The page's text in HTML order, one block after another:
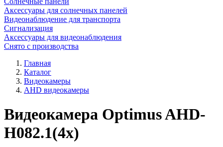
Аксессуары для солнечных панелей
Видеонаблюдение для транспорта
Сигнализация
Аксессуары для видеонаблюдения
Снято с производства
Главная
Каталог
Видеокамеры
AHD видеокамеры
Видеокамера Optimus AHD-
H082.1(4x)